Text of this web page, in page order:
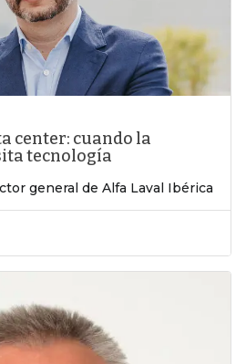
center: cuando la
tecnología
general de Alfa Laval Ibérica